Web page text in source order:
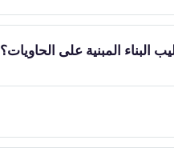
المبنية على الحاويات؟